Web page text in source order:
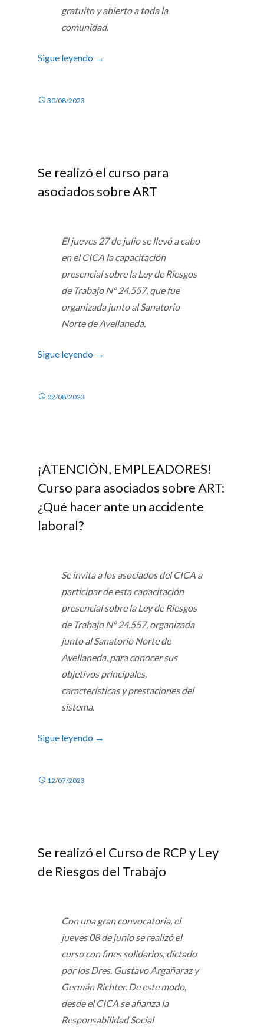
gratuito y abierto a toda la
comunidad.
Sigue leyendo →
30/08/2023
Se realizó el curso para
asociados sobre ART
El jueves 27 de julio se llevó a cabo
en el CICA la capacitación
presencial sobre la Ley de Riesgos
de Trabajo Nº 24.557, que fue
organizada junto al Sanatorio
Norte de Avellaneda.
Sigue leyendo →
02/08/2023
¡ATENCIÓN, EMPLEADORES!
Curso para asociados sobre ART:
¿Qué hacer ante un accidente
laboral?
Se invita a los asociados del CICA a
participar de esta capacitación
presencial sobre la Ley de Riesgos
de Trabajo Nº 24.557, organizada
junto al Sanatorio Norte de
Avellaneda, para conocer sus
objetivos principales,
características y prestaciones del
sistema.
Sigue leyendo →
12/07/2023
Se realizó el Curso de RCP y Ley
de Riesgos del Trabajo
Con una gran convocatoria, el
jueves 08 de junio se realizó el
curso con fines solidarios, dictado
por los Dres. Gustavo Argañaraz y
Germán Richter. De este modo,
desde el CICA se afianza la
Responsabilidad Social